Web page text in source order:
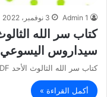
Admin 1 3 نوفمبر، 2022
سيداروس اليسوعي
كتاب سر الله الثالوث الأحد PDF - الأب فاضل سيداروس اليسوعي
أكمل القراءة »